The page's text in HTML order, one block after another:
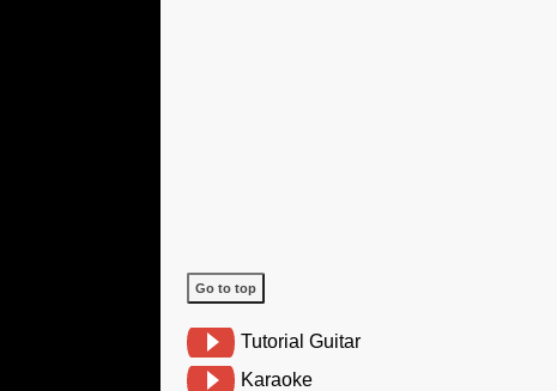
Go to top
Tutorial Guitar
Karaoke